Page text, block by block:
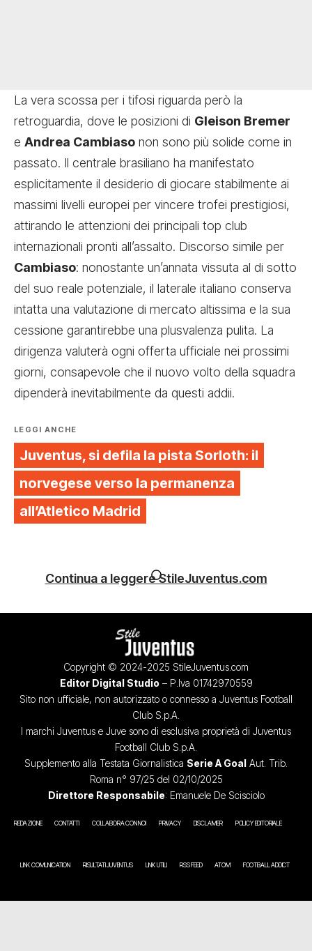
La vera scossa per i tifosi riguarda però la
retroguardia, dove le posizioni di Gleison Bremer
e Andrea Cambiaso non sono più solide come in
passato. Il centrale brasiliano ha manifestato
esplicitamente il desiderio di giocare stabilmente ai
massimi livelli europei per vincere trofei prestigiosi,
attirando le attenzioni dei principali top club
internazionali pronti all’assalto. Discorso simile per
Cambiaso: nonostante un’annata vissuta al di sotto
del suo reale potenziale, il laterale italiano conserva
intatta una valutazione di mercato altissima e la sua
cessione garantirebbe una plusvalenza pulita. La
dirigenza valuterà ogni offerta ufficiale nei prossimi
giorni, consapevole che il nuovo volto della squadra
dipenderà inevitabilmente da questi addii.
LEGGI ANCHE
Juventus, si defila la pista Sorloth: il
norvegese verso la permanenza
all’Atletico Madrid
Continua a leggere StileJuventus.com
Copyright © 2024-2025 StileJuventus.com
Editor Digital Studio – P.Iva 01742970559
Sito non ufficiale, non autorizzato o connesso a Juventus Football
Club S.p.A.
I marchi Juventus e Juve sono di esclusiva proprietà di Juventus
Football Club S.p.A.
Supplemento alla Testata Giornalistica Serie A Goal Aut. Trib.
Roma n° 97/25 del 02/10/2025
Direttore Responsabile: Emanuele De Scisciolo
REDAZIONE CONTATTI COLLABORA CON NOI PRIVACY DISCLAIMER POLICY EDITORIALE
LINK COMUNICATION RISULTATI JUVENTUS LINK UTILI RSS FEED ATOM FOOTBALL ADDICT